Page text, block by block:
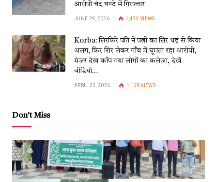
आरोपी चंद घण्टे में गिरफ्तार
JUNE 29, 2026 1,473VIEWS
Korba: सिरफिरे पति ने पत्नी का सिर धड़ से किया
अलग, फिर सिर लेकर गाँव में घूमता रहा आरोपी,
मंजर देख काँप गया लोगों का कलेजा, देखें
वीडियो…
APRIL 23, 2026 1,169VIEWS
Don't Miss